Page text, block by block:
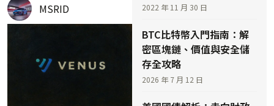
MSRID 2022 年 11 月 30 日
BTC比特幣入門指南：解
密區塊鏈、價值與安全儲
存全攻略
2026 年 7 月 12 日